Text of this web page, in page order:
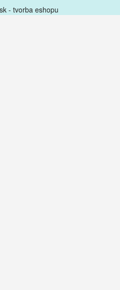
- tvorba eshopu